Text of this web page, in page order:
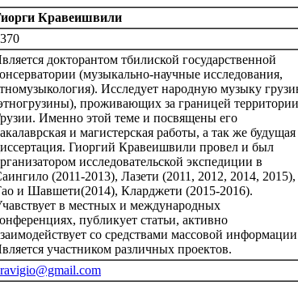
Кравеишвили
докторантом тбилиской государственной
(музыкально-научные исследования,
Исследует народную музыку
проживающих за границей территории
Именно этой теме и посвящены его
и магистерская работы, а так же будущая
Гиоргий Кравеишвили провел и был
исследовательской экспедиции в
(2011-2013), Лазети (2011, 2012, 2014, 2015),
и Шавшети(2014), Кларджети (2015-2016).
в местных и международных
публикует статьи, активно
со средствами массовой
участником различных проектов.